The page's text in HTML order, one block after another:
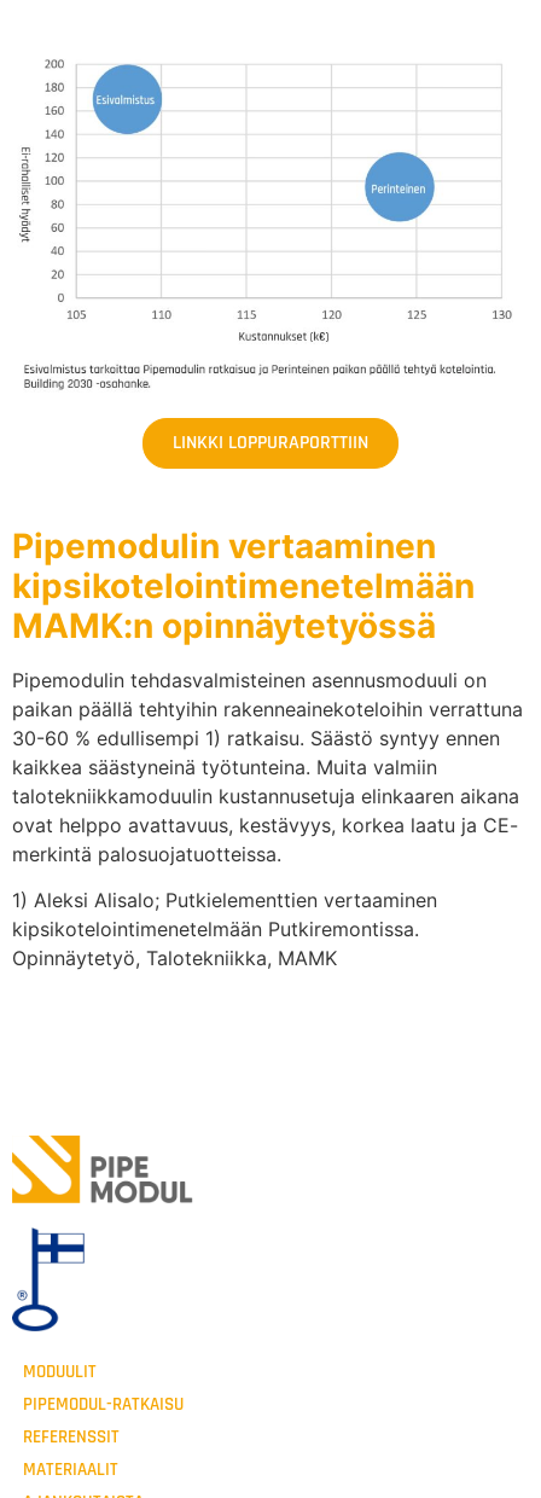
LINKKI LOPPURAPORTTIIN
Pipemodulin vertaaminen
kipsikotelointimenetelmään
MAMK:n opinnäytetyössä
Pipemodulin tehdasvalmisteinen asennusmoduuli on
paikan päällä tehtyihin rakenneainekoteloihin verrattuna
30-60 % edullisempi 1) ratkaisu. Säästö syntyy ennen
kaikkea säästyneinä työtunteina. Muita valmiin
talotekniikkamoduulin kustannusetuja elinkaaren aikana
ovat helppo avattavuus, kestävyys, korkea laatu ja CE-
merkintä palosuojatuotteissa.
1) Aleksi Alisalo; Putkielementtien vertaaminen
kipsikotelointimenetelmään Putkiremontissa.
Opinnäytetyö, Talotekniikka, MAMK
MODUULIT
PIPEMODUL-RATKAISU
REFERENSSIT
MATERIAALIT